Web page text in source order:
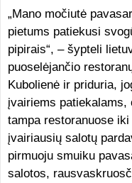
„Mano močiutė
pietums patiekusi
pipirais“, – šypteli
puoselėjančio
Kubolienė ir priduria,
įvairiems
tampa restoranuose
įvairiausių salotų
pirmuoju smuiku
salotos,